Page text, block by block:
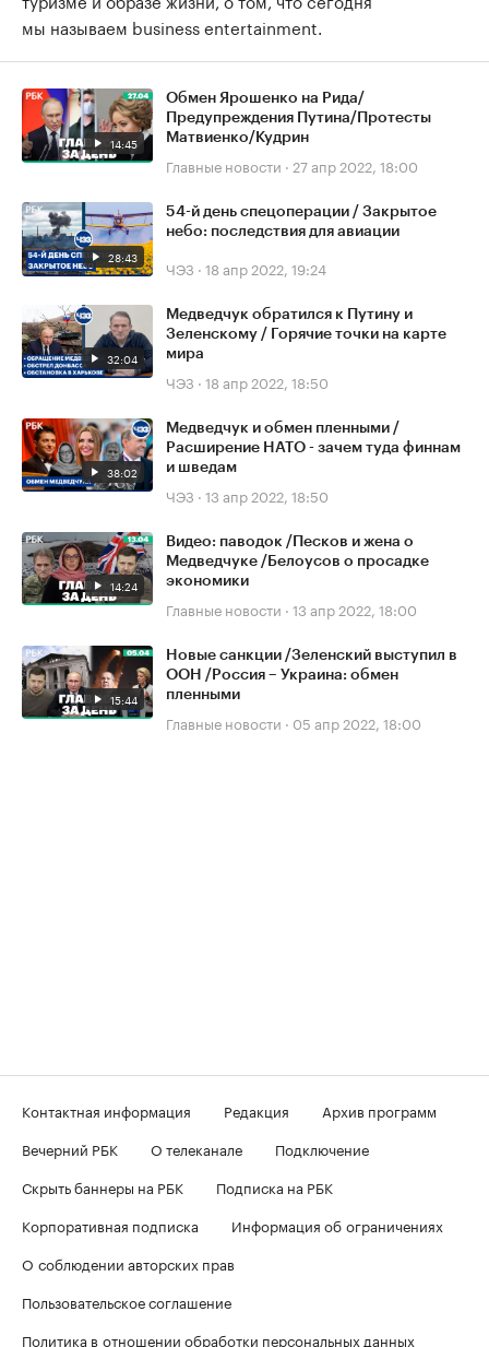
мы называем business entertainment.
14:45
Обмен Ярошенко на Рида/
Предупреждения Путина/Протесты
Матвиенко/Кудрин
Главные новости · 27 апр 2022, 18:00
28:43
54-й день спецоперации / Закрытое
небо: последствия для авиации
ЧЭЗ · 18 апр 2022, 19:24
32:04
Медведчук обратился к Путину и
Зеленскому / Горячие точки на карте
мира
ЧЭЗ · 18 апр 2022, 18:50
38:02
Медведчук и обмен пленными /
Расширение НАТО - зачем туда финнам
и шведам
ЧЭЗ · 13 апр 2022, 18:50
14:24
Видео: паводок /Песков и жена о
Медведчуке /Белоусов о просадке
экономики
Главные новости · 13 апр 2022, 18:00
15:44
Новые санкции /Зеленский выступил в
ООН /Россия – Украина: обмен
пленными
Главные новости · 05 апр 2022, 18:00
Контактная информация Редакция
Архив программ
Вечерний РБК
О телеканале
Подключение
Скрыть баннеры на РБК
Подписка на РБК
Корпоративная подписка
Информация об ограничениях
О соблюдении авторских прав
Пользовательское соглашение
Политика в отношении обработки персональных данных